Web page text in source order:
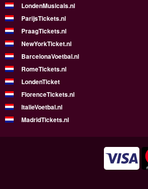
LondenMusicals.nl
ParijsTickets.nl
PraagTickets.nl
NewYorkTicket.nl
BarcelonaVoetbal.nl
RomeTickets.nl
LondenTicket
FlorenceTickets.nl
ItalieVoetbal.nl
MadridTickets.nl